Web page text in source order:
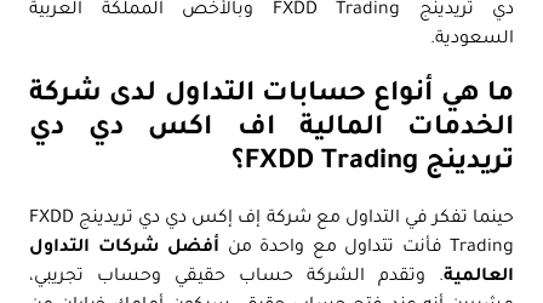
دي تريدينج FXDD Trading وبالأخص المملكة العربية
السعودية.
ما هي أنواع حسابات التداول لدى شركة
الخدمات المالية اف اكس دي دي
تريدينج FXDD Trading؟
حينما تفكر في التداول مع شركة إف إكس دي دي تريدينج FXDD
Trading فأنت تتداول مع واحدة من
أفضل شركات التداول
العالمية. وتقدم الشركة حساب حقيقي وحساب تجريبي،